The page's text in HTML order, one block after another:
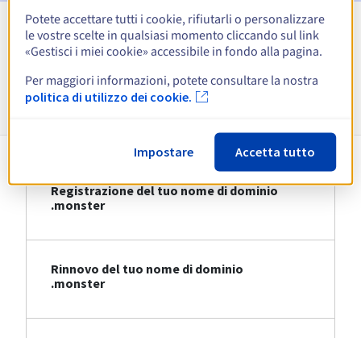
Visualizza tutte le estensioni
Informazioni su .monster
Registrazione del tuo nome di dominio
.monster
Rinnovo del tuo nome di dominio
.monster
Potete accettare tutti i cookie, rifiutarli o personalizzare
le vostre scelte in qualsiasi momento cliccando sul link
«Gestisci i miei cookie» accessibile in fondo alla pagina.
Per maggiori informazioni, potete consultare la nostra
politica di utilizzo dei cookie.
Impostare Accetta tutto